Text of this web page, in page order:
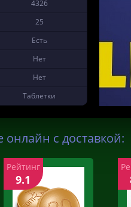
4326
25
Есть
Нет
Нет
Таблетки
онлайн с доставкой:
Рейтинг
9.1